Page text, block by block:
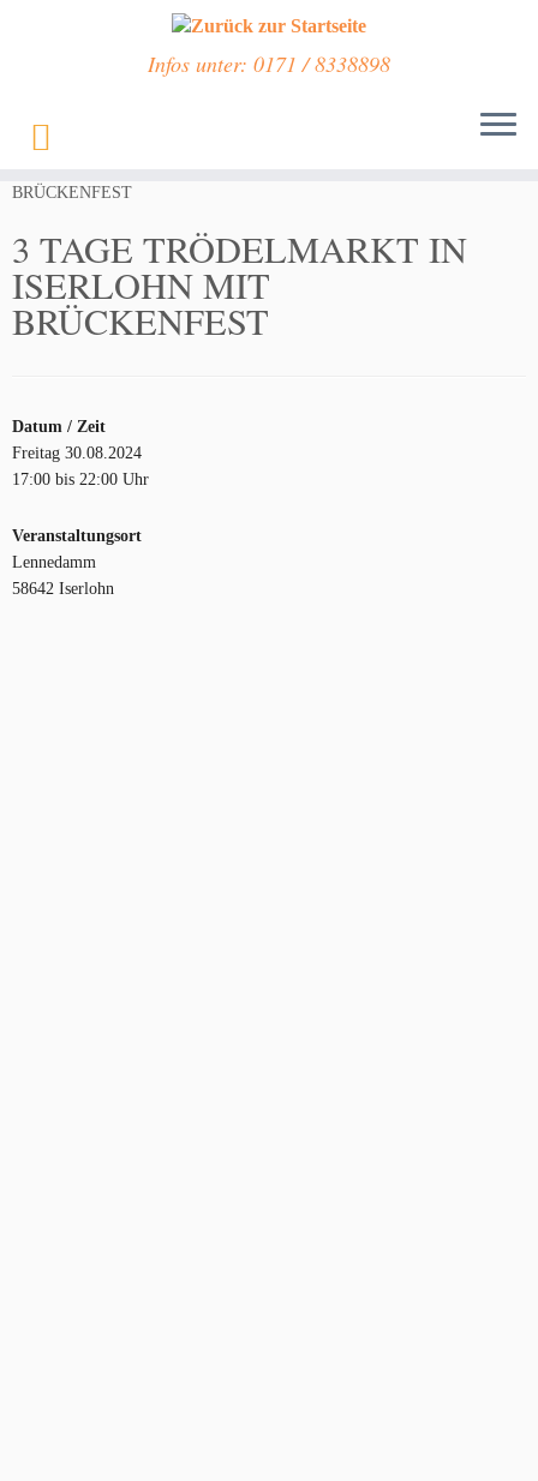
springen
Infos unter: 0171 / 8338898
BRÜCKENFEST
3 TAGE TRÖDELMARKT IN
ISERLOHN MIT
BRÜCKENFEST
Datum / Zeit
Freitag 30.08.2024
17:00 bis 22:00 Uhr
Veranstaltungsort
Lennedamm
58642 Iserlohn